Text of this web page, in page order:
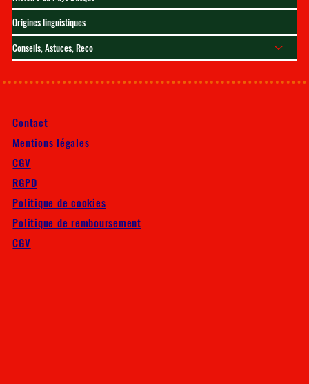
Origines linguistiques
Conseils, Astuces, Reco
Contact
Mentions légales
CGV
CGV
RGPD
Politique de cookies
Politique de remboursement